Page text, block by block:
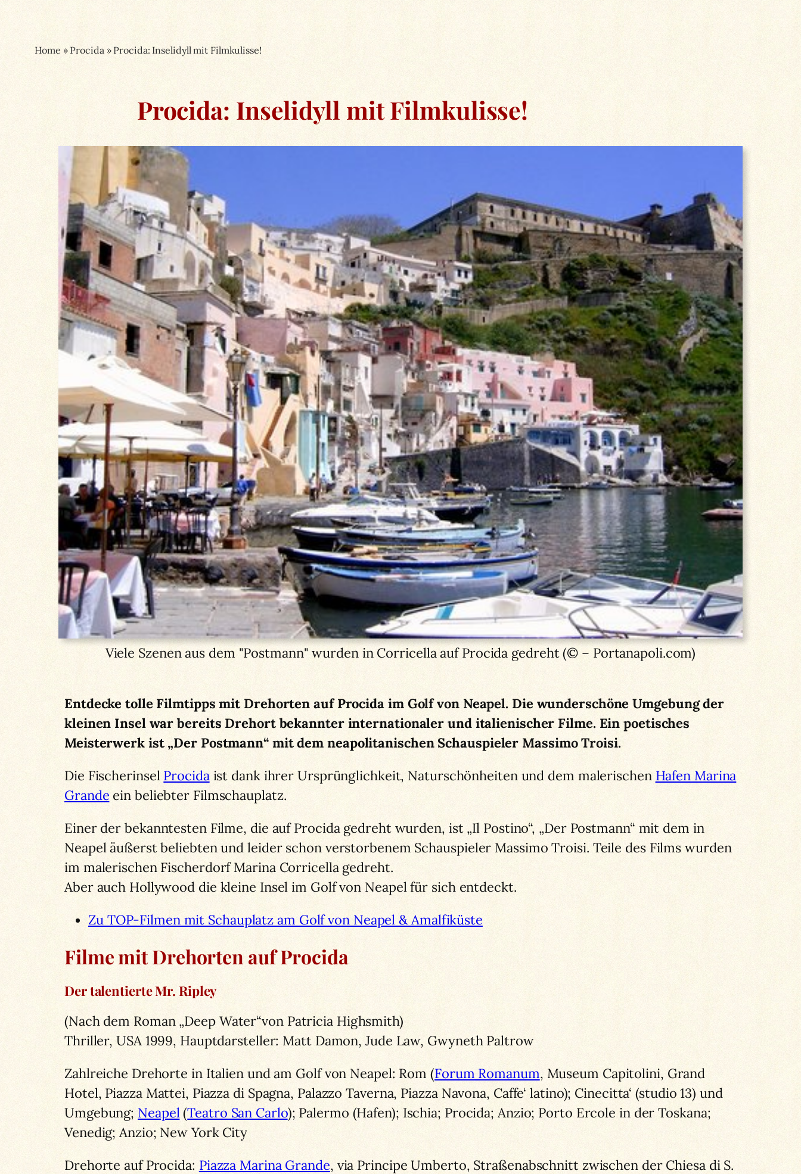
Home » Procida» Procida: Inselidyll mit Filmkulisse!
Procida: Inselidyll mit Filmkulisse!
Viele Szenen aus dem "Postmann" wurden in Corricella auf Procida gedreht (© – Portanapoli.com)
Entdecke tolle Filmtipps mit Drehorten auf Procida im Golf von Neapel. Die wunderschöne Umgebung der
kleinen Insel war bereits Drehort bekannter internationaler und italienischer Filme. Ein poetisches
Meisterwerk ist „Der Postmann“ mit dem neapolitanischen Schauspieler Massimo Troisi.
Die Fischerinsel Procidaist dank ihrer Ursprünglichkeit, Naturschönheiten und dem malerischen Hafen Marina
Grande ein beliebter Filmschauplatz.
Einer der bekanntesten Filme, die auf Procida gedreht wurden, ist „Il Postino“, „Der Postmann“ mit dem in
Neapel äußerst beliebten und leider schon verstorbenem Schauspieler Massimo Troisi. Teile des Films wurden
im malerischen Fischerdorf Marina Corricella gedreht.
Aber auch Hollywood die kleine Insel im Golf von Neapel für sich entdeckt.
Zu TOP-Filmen mit Schauplatz am Golf von Neapel & Amalfiküste
Filme mit Drehorten auf Procida
Der talentierte Mr. Ripley
(Nach dem Roman „Deep Water“von Patricia Highsmith)
Thriller, USA 1999, Hauptdarsteller: Matt Damon, Jude Law, Gwyneth Paltrow
Zahlreiche Drehorte in Italien und am Golf von Neapel: Rom (Forum Romanum, Museum Capitolini, Grand
Hotel, Piazza Mattei, Piazza di Spagna, Palazzo Taverna, Piazza Navona, Caffe‘ latino); Cinecitta‘ (studio 13) und
Umgebung; Neapel(Teatro San Carlo); Palermo (Hafen); Ischia; Procida; Anzio; Porto Ercole in der Toskana;
Venedig; Anzio; New York City
Drehorte auf Procida: Piazza Marina Grande, via Principe Umberto, Straßenabschnitt zwischen der Chiesa di S.